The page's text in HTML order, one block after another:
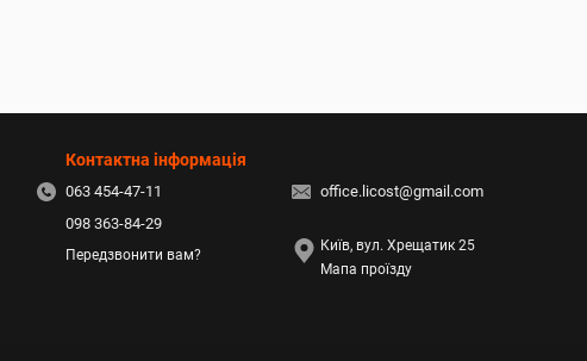
Контактна інформація
063 454-47-11
098 363-84-29
Передзвонити вам?
office.licost@gmail.com
Київ, вул. Хрещатик 25
Мапа проїзду